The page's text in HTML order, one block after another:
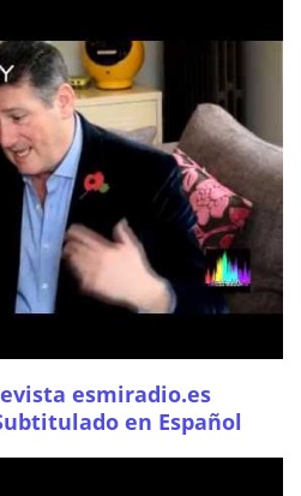
esmiradio.es
en Español